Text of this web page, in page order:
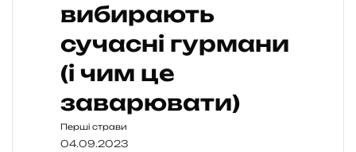
вибирають
сучасні гурмани
(і чим це
заварювати)
Перші страви
04.09.2023